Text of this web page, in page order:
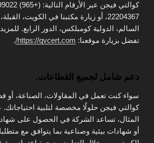
22204367، أو زيارة مكتبنا في الكويت،
السالم، الدولية كومبلكس، الدور الرابع.
تفضل بزيارة موقعنا: https://qvcert.com/
.
دعم شامل لجميع القطاعات.
سواء كنت تعمل في المقاولات، الصناعة، أو
كوالتي فيجن حلولًا مخصصة لتلبية
المثال، تساعد الشركة في الحصول على شهادة
أو شهادات بيئية وصناعية بما يتوافق مع